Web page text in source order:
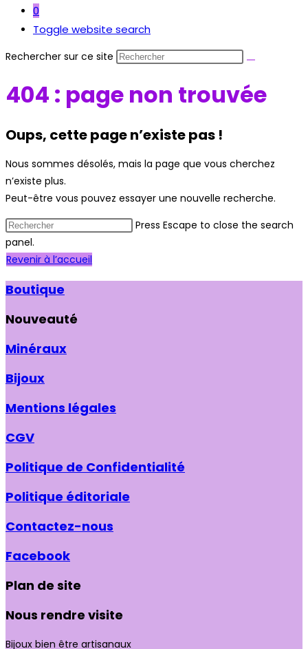
0
Toggle website search
Rechercher sur ce site
404 : page non trouvée
Oups, cette page n’existe pas !
Nous sommes désolés, mais la page que vous cherchez
n’existe plus.
Peut-être vous pouvez essayer une nouvelle recherche.
Press Escape to close the search
panel.
Revenir à l’accueil
Boutique
Nouveauté
Minéraux
Bijoux
Mentions légales
CGV
Politique de Confidentialité
Politique éditoriale
Contactez-nous
Facebook
Plan de site
Nous rendre visite
Bijoux bien être artisanaux